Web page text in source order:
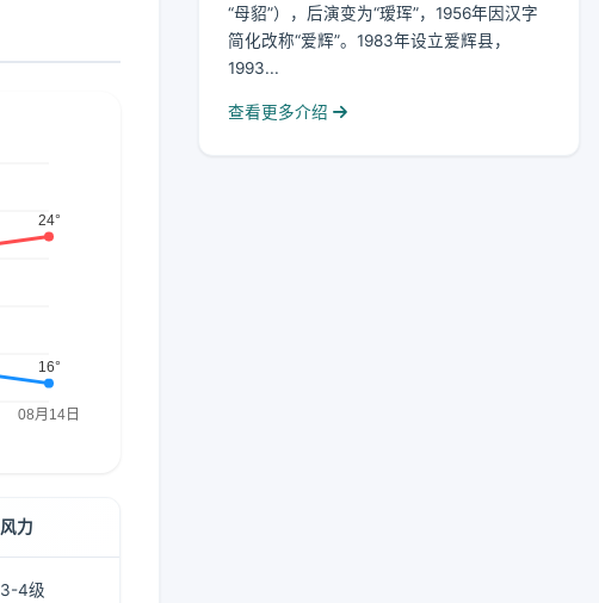
风力
3-4级
“母貂”），后演变为“瑷珲”，1956年因汉字
简化改称“爱辉”。1983年设立爱辉县，
1993...
查看更多介绍